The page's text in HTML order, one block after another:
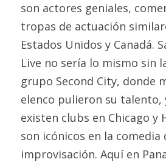
son actores geniales,
tropas de actuación
Estados Unidos y Canadá.
Live no sería lo mismo sin
grupo Second City, donde
elenco pulieron su talento,
existen clubs en Chicago y
son icónicos en la comedia
improvisación. Aquí en